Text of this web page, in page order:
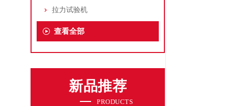
拉力试验机
查看全部
新品推荐
PRODUCTS